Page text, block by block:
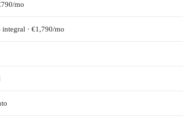
mo
· €1,790/mo